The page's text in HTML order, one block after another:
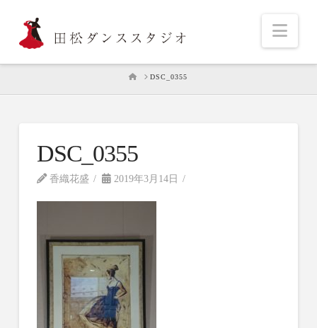
HOMEDSC_0355
DSC_0355
香織花盛 2019年3月14日